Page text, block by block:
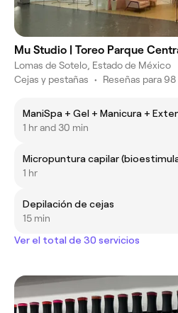
Mu Studio | Toreo Parque
Lomas de Sotelo, Estado de México
Cejas y pestañas • Reseñas para 98
ManiSpa + Gel + Manicura +
1 hr and 30 min
Micropuntura capilar
1 hr
Depilación de cejas
15 min
Ver el total de 30 servicios